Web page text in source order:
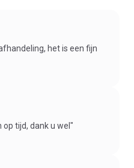
het is een fijn
tijd, dank u wel"